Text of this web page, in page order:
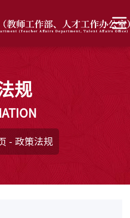
规
- 政策法规